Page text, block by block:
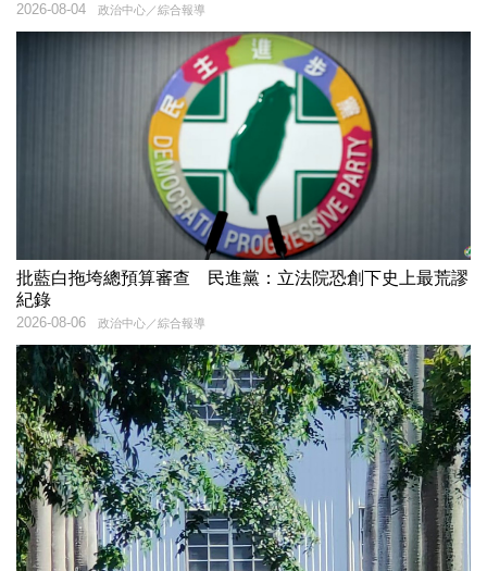
政治中心／綜合報導
2026-08-04
批藍白拖垮總預算審查 民進黨：立法院恐創下史上最荒謬
紀錄
政治中心／綜合報導
2026-08-06